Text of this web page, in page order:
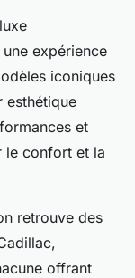
expérience
iconiques
esthétique
et
le confort et la
retrouve des
offrant